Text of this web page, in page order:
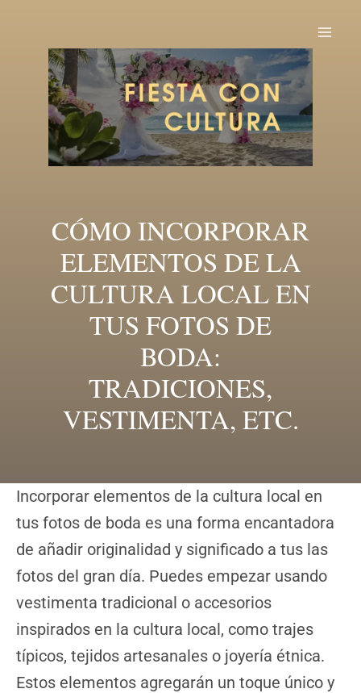
contenido
CÓMO INCORPORAR
ELEMENTOS DE LA
CULTURA LOCAL EN
TUS FOTOS DE
BODA:
TRADICIONES,
VESTIMENTA, ETC.
Incorporar elementos de la cultura local en
tus fotos de boda es una forma encantadora
de añadir originalidad y significado a tus las
fotos del gran día. Puedes empezar usando
vestimenta tradicional o accesorios
inspirados en la cultura local, como trajes
típicos, tejidos artesanales o joyería étnica.
Estos elementos agregarán un toque único y